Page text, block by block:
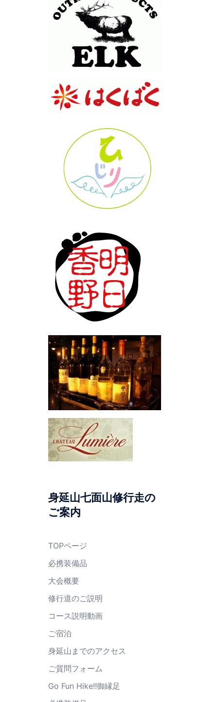
身延山七面山修行走の
ご案内
TOPページ
必携装備品
大会概要
修行道のご説明
コース説明動画
ご宿泊
身延山までのアクセス
ご質問フォーム
Go Fun Hike!!御縁足